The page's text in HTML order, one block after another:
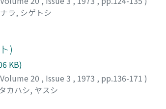
ナラ, シゲトシ
)
KB)
Volume 20 , Issue 3 , 1973 , pp.136-171 )
カハシ, ヤスシ